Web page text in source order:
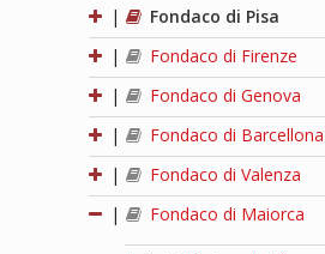
|
Fondaco di Pisa
|
Fondaco di Firenze
|
Fondaco di Genova
|
Fondaco di Barcellona
|
Fondaco di Valenza
|
Fondaco di Maiorca